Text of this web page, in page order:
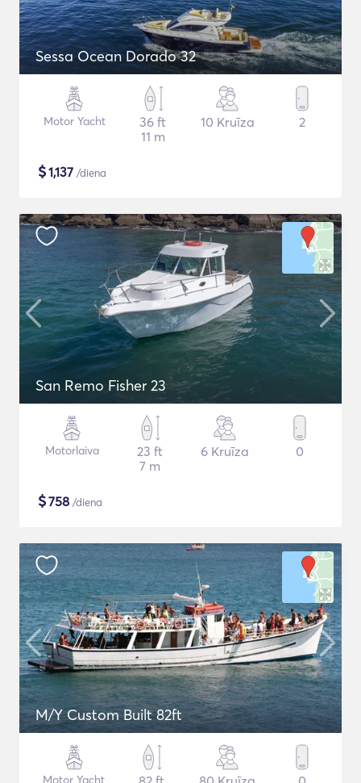
Sessa Ocean Dorado 32
Motor Yacht
36 ft
11 m
10 Kruīza 2
$1,137 /diena
San Remo Fisher 23
Motorlaiva
23 ft
7 m
6 Kruīza 0
$758 /diena
M/Y Custom Built 82ft
Motor Yacht